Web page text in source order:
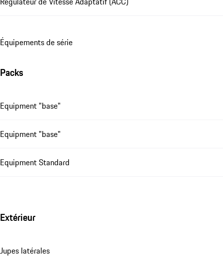
Équipements de série
Packs
Equipment "base"
Equipment "base"
Equipment Standard
Extérieur
Jupes latérales